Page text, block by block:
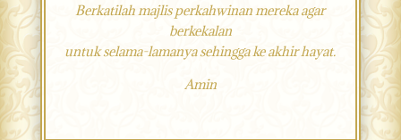
Berkatilah majlis perkahwinan mereka agar
berkekalan
untuk selama-lamanya sehingga ke akhir hayat.
Amin